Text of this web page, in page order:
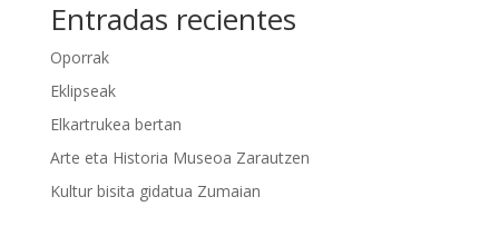
Entradas recientes
Oporrak
Eklipseak
Elkartrukea bertan
Arte eta Historia Museoa Zarautzen
Kultur bisita gidatua Zumaian